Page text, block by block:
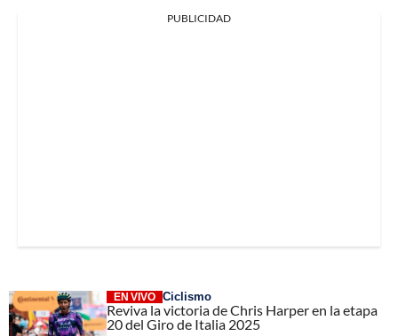
PUBLICIDAD
EN VIVO Ciclismo
Reviva la victoria de Chris Harper en la etapa
20 del Giro de Italia 2025